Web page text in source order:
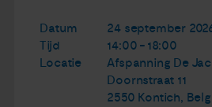
Datum
24 september
Tijd
14:00 - 18:00
Locatie
Afspanning De
Doornstraat 11
2550 Kontich,